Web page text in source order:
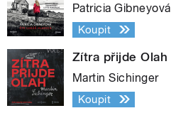
Patricia Gibneyová
Koupit
Zítra přijde Olah
Martin Sichinger
Koupit